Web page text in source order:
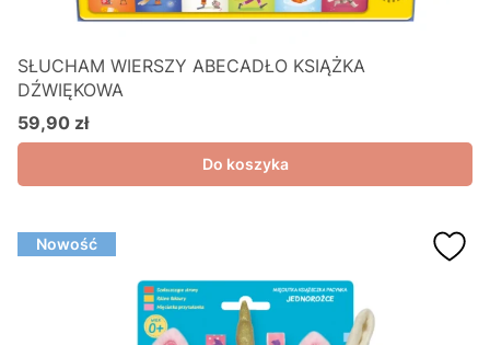
SŁUCHAM WIERSZY ABECADŁO KSIĄŻKA
DŹWIĘKOWA
Cena
59,90 zł
Do koszyka
Nowość